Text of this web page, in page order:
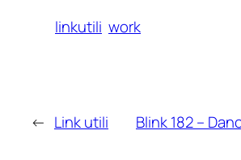
linkutili work
← Link utili Blink 182 –